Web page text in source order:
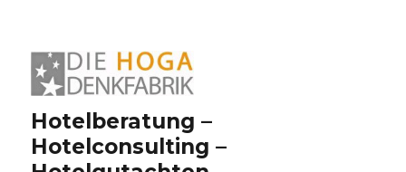
Hotelberatung –
Hotelconsulting –